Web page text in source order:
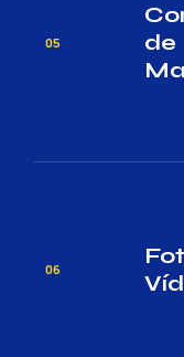
05
de
06